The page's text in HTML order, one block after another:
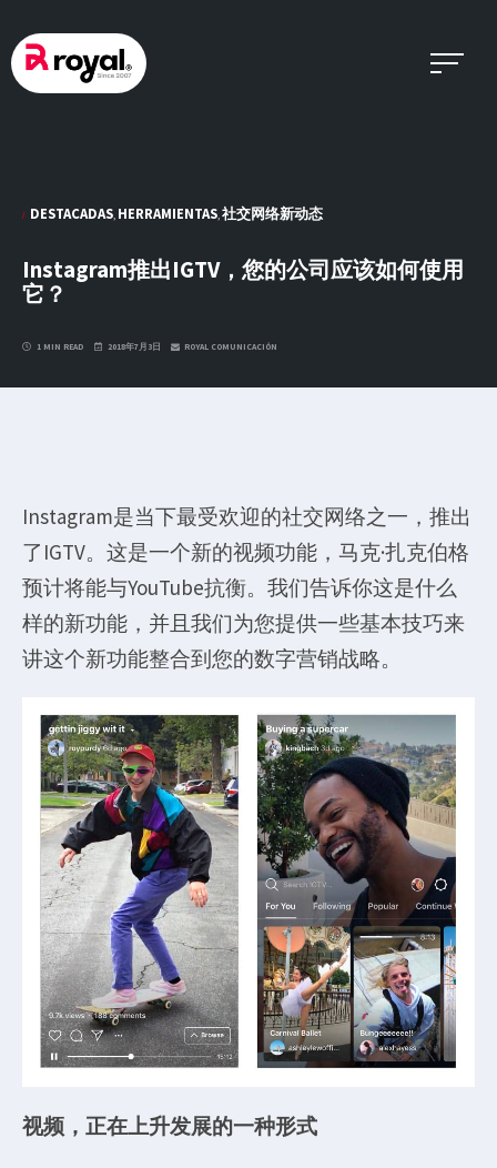
to
content
DESTACADAS, HERRAMIENTAS, 社交网络新动态
Instagram推出IGTV，您的公司应该如何使用
它？
1 MIN READ 2018年7月3日 ROYAL COMUNICACIÓN
Instagram是当下最受欢迎的社交网络之一，推出
了IGTV。这是一个新的视频功能，马克·扎克伯格
预计将能与YouTube抗衡。我们告诉你这是什么
样的新功能，并且我们为您提供一些基本技巧来
讲这个新功能整合到您的数字营销战略。
视频，正在上升发展的一种形式